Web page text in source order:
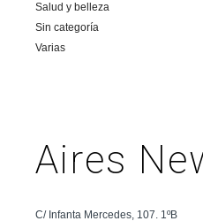
Salud y belleza
Sin categoría
Varias
Aires
C/ Infanta Mercedes, 107. 1ºB